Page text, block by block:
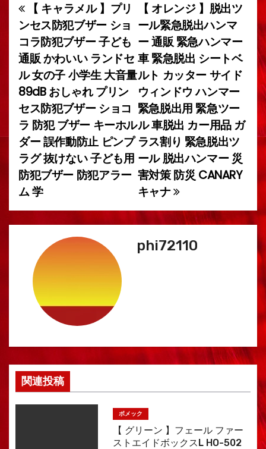
投
稿
ナ
ビ
ゲ
ー
シ
ョ
ン
【 オレンジ 】脱出ツ
ール緊急脱出ハンマ
ー 通販 緊急ハンマー
車 緊急脱出 シートベ
ルト カッター サイド
ウィンドウ ハンマー
緊急脱出用 緊急ツー
ル 車脱出 カー用品 ガ
ラス割り 緊急脱出ツ
ール 脱出ハンマー 災
害対策 防災 CANARY
キャナ
【 キャラメル 】プリ
ンセス防犯ブザー ショ
コラ防犯ブザー 子ども
通販 かわいい ランドセ
ル 女の子 小学生 大音量
89dB おしゃれ プリン
セス防犯ブザー ショコ
ラ 防犯 ブザー キーホル
ダー 誤作動防止 ピンプ
ラグ 抜けない 子ども用
防犯ブザー 防犯アラー
ム 学
phi72110
関連投稿
ボメック
【 グリーン 】フェール ファー
ストエイドボックスL HO-502